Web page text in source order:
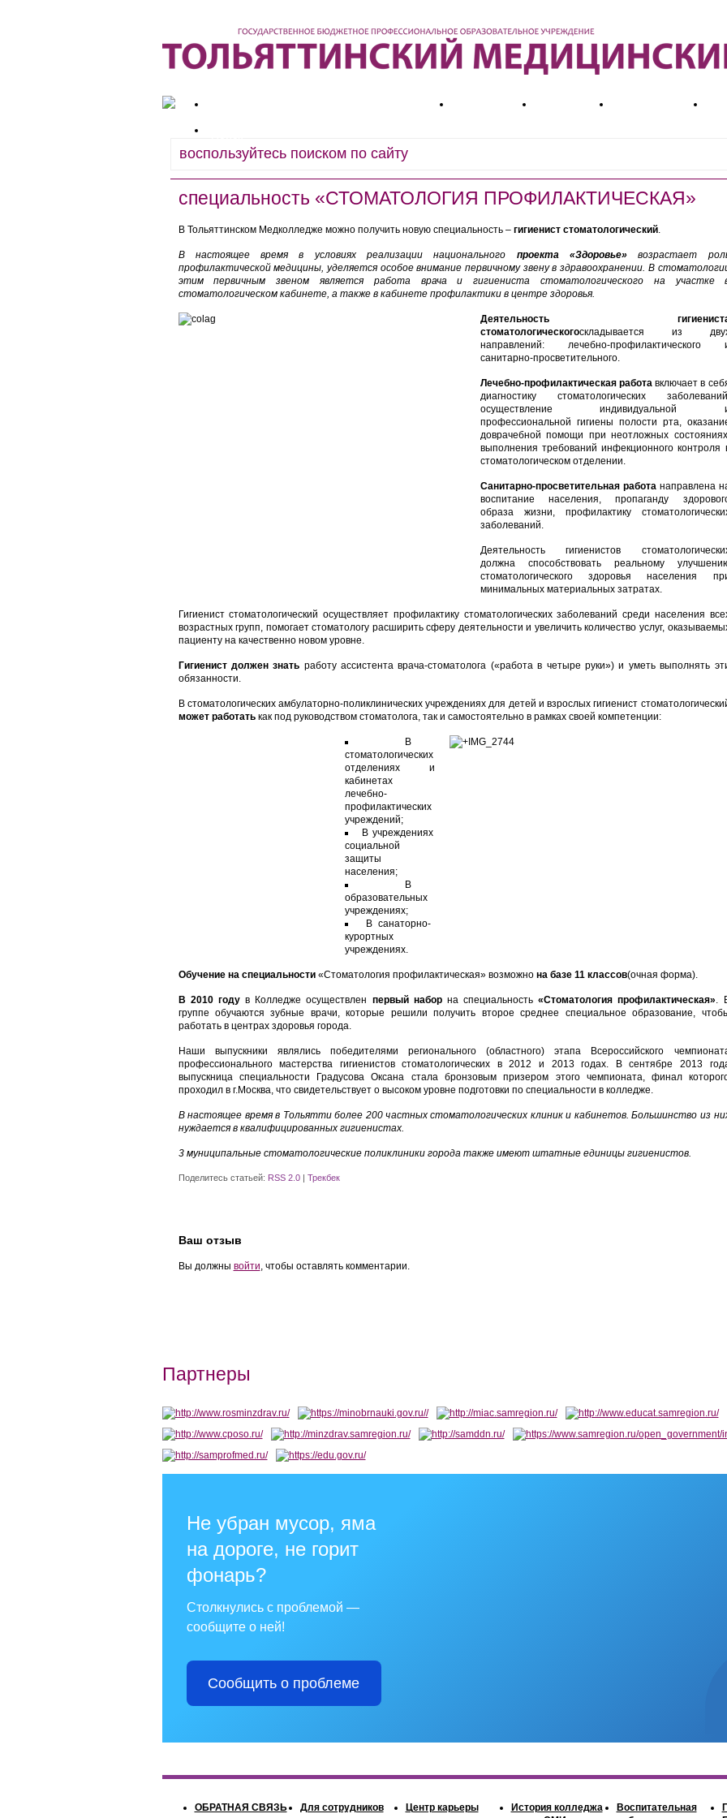
Сведения об образовательной организации Деятельность Абитуриенту Обучающемуся
специальность «СТОМАТОЛОГИЯ ПРОФИЛАКТИЧЕСКАЯ»
В Тольяттинском Медколледже можно получить новую специальность – гигиенист стоматологический.
В настоящее время в условиях реализации национального проекта «Здоровье»возрастает
профилактической медицины, уделяется особое внимание первичному звену в здравоохранении. В
этим первичным звеном является работа врача и гигиениста стоматологического на участке
стоматологическом кабинете, а также в кабинете профилактики в центре здоровья.
Деятельность
стоматологическогоскладывается из
направлений: лечебно-профилактического
санитарно-просветительного.
Лечебно-профилактическая работавключает в
диагностику стоматологических
осуществление индивидуальной
профессиональной гигиены полости рта,
доврачебной помощи при неотложных
выполнения требований инфекционного контроля
стоматологическом отделении.
Санитарно-просветительная работанаправлена
воспитание населения, пропаганду
образа жизни, профилактику
заболеваний.
Деятельность гигиенистов
должна способствовать реальному
стоматологического здоровья населения
минимальных материальных затратах.
Гигиенист стоматологический осуществляет профилактику стоматологических заболеваний среди населения
возрастных групп, помогает стоматологу расширить сферу деятельности и увеличить количество услуг,
пациенту на качественно новом уровне.
Гигиенист должен знать работу ассистента врача-стоматолога («работа в четыре руки») и уметь выполнять
обязанности.
В стоматологических амбулаторно-поликлинических учреждениях для детей и взрослых гигиенист
может работатькак под руководством стоматолога, так и самостоятельно в рамках своей компетенции:
В
стоматологических
отделениях и
кабинетах
лечебно-
профилактических
учреждений;
В учреждениях
социальной
защиты
населения;
В
образовательных
учреждениях;
В санаторно-
курортных
учреждениях.
Обучение на специальности«Стоматология профилактическая» возможно на базе 11 классов(очная форма).
В 2010 годув Колледже осуществлен первый наборна специальность«Стоматология профилактическая».
группе обучаются зубные врачи, которые решили получить второе среднее специальное образование,
работать в центрах здоровья города.
Наши выпускники являлись победителями регионального (областного) этапа Всероссийского
профессионального мастерства гигиенистов стоматологических в 2012 и 2013 годах. В сентябре 2013
выпускница специальности Градусова Оксана стала бронзовым призером этого чемпионата, финал
проходил в г.Москва, что свидетельствует о высоком уровне подготовки по специальности в колледже.
В настоящее время в Тольятти более 200 частных стоматологических клиник и кабинетов. Большинство из
нуждается в квалифицированных гигиенистах.
3 муниципальные стоматологические поликлиники города также имеют штатные единицы гигиенистов.
Поделитесь статьей: RSS 2.0| Трекбек
Ваш отзыв
Вы должны войти, чтобы оставлять комментарии.
Партнеры
Не убран мусор, яма
на дороге, не горит
фонарь?
Столкнулись с проблемой —
сообщите о ней!
Сообщить о проблеме
ОБРАТНАЯ СВЯЗЬ Для сотрудников Центр карьеры
История колледжа
Воспитательная